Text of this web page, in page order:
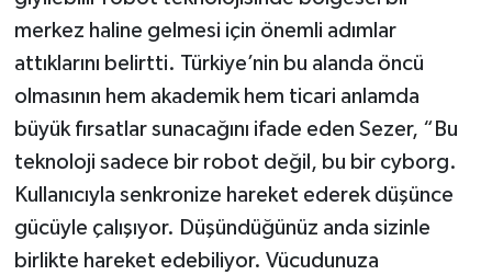
merkez haline gelmesi için önemli adımlar
attıklarını belirtti. Türkiye’nin bu alanda öncü
olmasının hem akademik hem ticari anlamda
büyük fırsatlar sunacağını ifade eden Sezer, “Bu
teknoloji sadece bir robot değil, bu bir cyborg.
Kullanıcıyla senkronize hareket ederek düşünce
gücüyle çalışıyor. Düşündüğünüz anda sizinle
birlikte hareket edebiliyor. Vücudunuza